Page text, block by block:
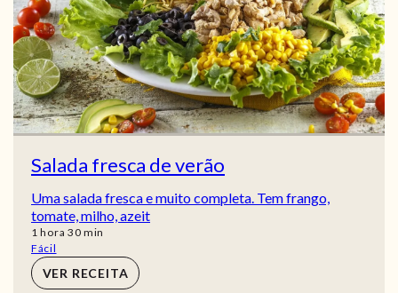
Salada fresca de verão
Uma salada fresca e muito completa. Tem frango,
tomate, milho, azeit
1 hora
hora 30min
min
Fácil
VER RECEITA